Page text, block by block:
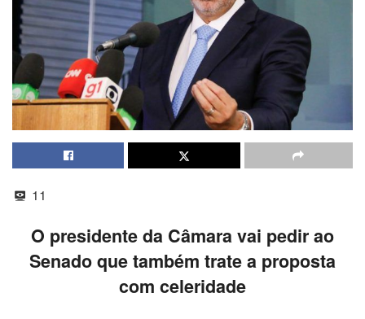
11
O presidente da Câmara vai pedir ao
Senado que também trate a proposta
com celeridade